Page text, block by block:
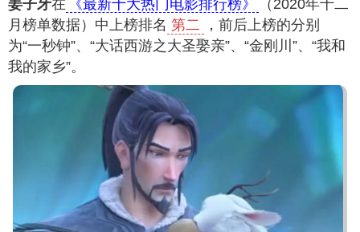
姜子牙在 《最新十大热门电影排行榜》
（2020年十二
月榜单数据）中上榜排名 第二
，前后上榜的分别
为“一秒钟”、“大话西游之大圣娶亲”、“金刚川”、“我和
我的家乡”。